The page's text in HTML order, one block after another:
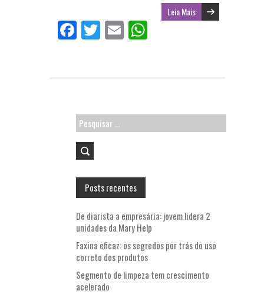
Leia Mais
Fa
k
T E
Pesquisar
por:
Posts recentes
De diarista a empresária: jovem lidera 2
unidades da Mary Help
Faxina eficaz: os segredos por trás do uso
correto dos produtos
Segmento de limpeza tem crescimento
acelerado